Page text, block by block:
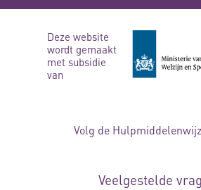
Deze website
wordt gemaakt
met subsidie
van
Volg de
Veelgestelde